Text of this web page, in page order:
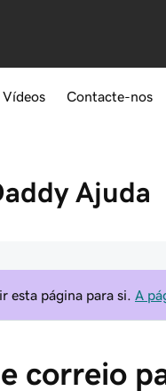
Vídeos Contacte-nos
Ajuda
esta página para si. A
correio